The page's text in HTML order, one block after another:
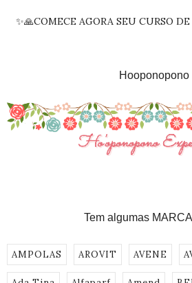
✨🙏COMECE AGORA SEU CURSO
Hooponopono
Tem algumas
AMPOLAS AROVIT AVENE